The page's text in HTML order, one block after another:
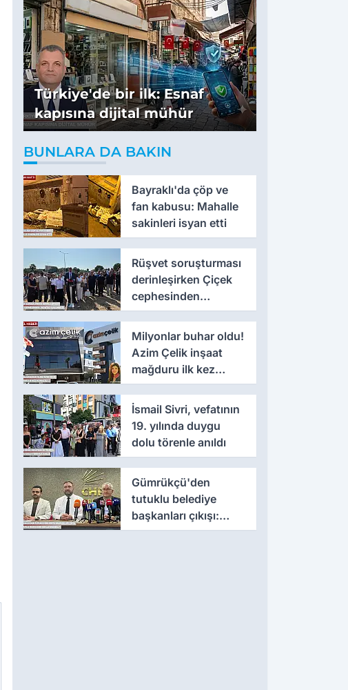
Türkiye'de bir ilk: Esnaf
kapısına dijital mühür
BUNLARA DA BAKIN
Bayraklı'da çöp ve
fan kabusu: Mahalle
sakinleri isyan etti
Rüşvet soruşturması
derinleşirken Çiçek
cephesinden
'montaj' savunması
Milyonlar buhar oldu!
Azim Çelik inşaat
mağduru ilk kez
konuştu
İsmail Sivri, vefatının
19. yılında duygu
dolu törenle anıldı
Gümrükçü'den
tutuklu belediye
başkanları çıkışı:
'Yıllarca iddianame